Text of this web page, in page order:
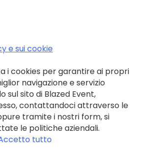
e sui cookie
i cookies per garantire ai propri
navigazione e servizio
sul sito di Blazed Event,
contattandoci attraverso le
tramite i nostri form, si
le politiche aziendali.
tutto